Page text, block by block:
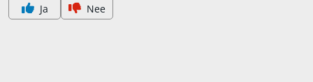
Ja Nee